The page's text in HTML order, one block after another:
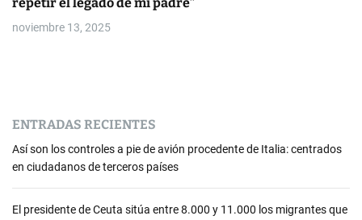
noviembre 13, 2025
ENTRADAS RECIENTES
Así son los controles a pie de avión procedente de Italia: centrados
en ciudadanos de terceros países
El presidente de Ceuta sitúa entre 8.000 y 11.000 los migrantes que